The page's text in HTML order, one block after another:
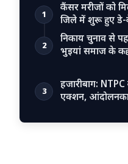
1
कैंसर मरीजों को
जिले में शुरू हुए
2
निकाय चुनाव से
भुइयां समाज के
3
हजारीबाग:
एक्शन,